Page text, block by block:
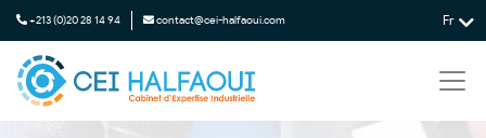
+213 (0)20 28 14 94 contact@cei-halfaoui.com Fr